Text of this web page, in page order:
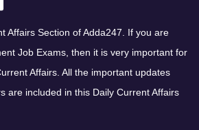
Affairs Section of Adda247. If you are
Job Exams, then it is very important for
Affairs. All the important updates
are included in this Daily Current Affairs